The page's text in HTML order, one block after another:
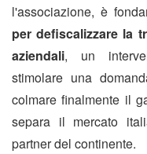
l'associazione, è
per defiscalizzare la
aziendali, un
stimolare una
colmare finalmente il
separa il mercato
partner del continente.